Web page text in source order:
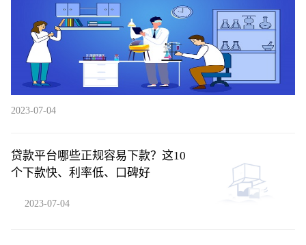
2023-07-04
贷款平台哪些正规容易下款？这10
个下款快、利率低、口碑好
2023-07-04